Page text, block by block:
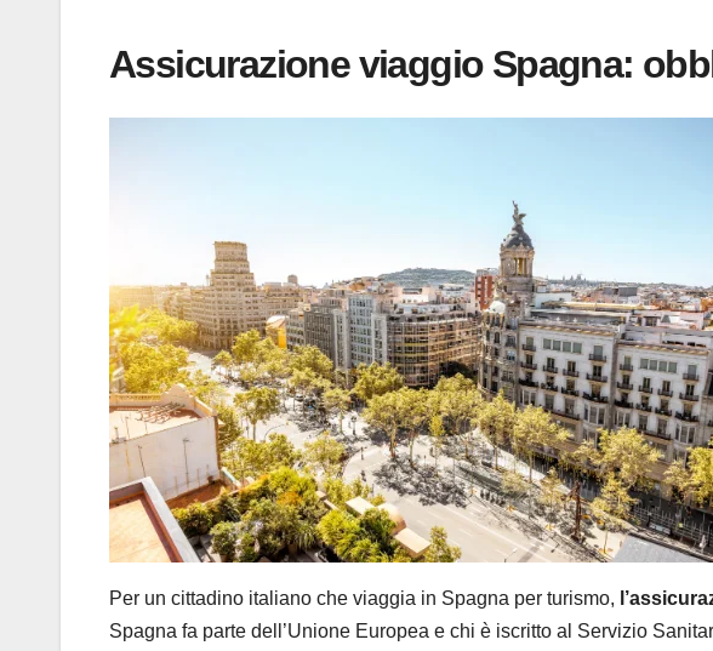
Assicurazione viaggio Spagna:
Per un cittadino italiano che viaggia in Spagna per turismo,
Spagna fa parte dell’Unione Europea e chi è iscritto al Servizio